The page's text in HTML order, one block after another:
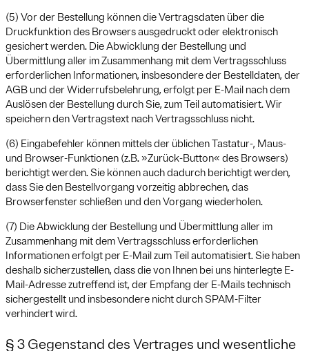
(5) Vor der Bestellung können die Vertragsdaten über die
Druckfunktion des Browsers ausgedruckt oder elektronisch
gesichert werden. Die Abwicklung der Bestellung und
Übermittlung aller im Zusammenhang mit dem Vertragsschluss
erforderlichen Informationen, insbesondere der Bestelldaten, der
AGB und der Widerrufsbelehrung, erfolgt per E-Mail nach dem
Auslösen der Bestellung durch Sie, zum Teil automatisiert. Wir
speichern den Vertragstext nach Vertragsschluss nicht.
(6) Eingabefehler können mittels der üblichen Tastatur-, Maus-
und Browser-Funktionen (z.B. »Zurück-Button« des Browsers)
berichtigt werden. Sie können auch dadurch berichtigt werden,
dass Sie den Bestellvorgang vorzeitig abbrechen, das
Browserfenster schließen und den Vorgang wiederholen.
(7) Die Abwicklung der Bestellung und Übermittlung aller im
Zusammenhang mit dem Vertragsschluss erforderlichen
Informationen erfolgt per E-Mail zum Teil automatisiert. Sie haben
deshalb sicherzustellen, dass die von Ihnen bei uns hinterlegte E-
Mail-Adresse zutreffend ist, der Empfang der E-Mails technisch
sichergestellt und insbesondere nicht durch SPAM-Filter
verhindert wird.
§ 3 Gegenstand des Vertrages und wesentliche